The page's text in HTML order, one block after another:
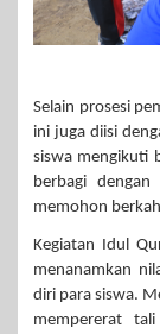
Selain prosesi
ini juga diisi
siswa mengikuti
berbagi
memohon
Kegiatan Idul
menanamkan
diri para siswa.
mempererat